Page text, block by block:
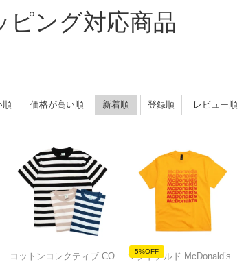
ピング対応商品
順 価格が高い順 新着順 登録順 レビュー順
コットンコレクティブ CO
5%OFF
マクドナルド McDonald’s